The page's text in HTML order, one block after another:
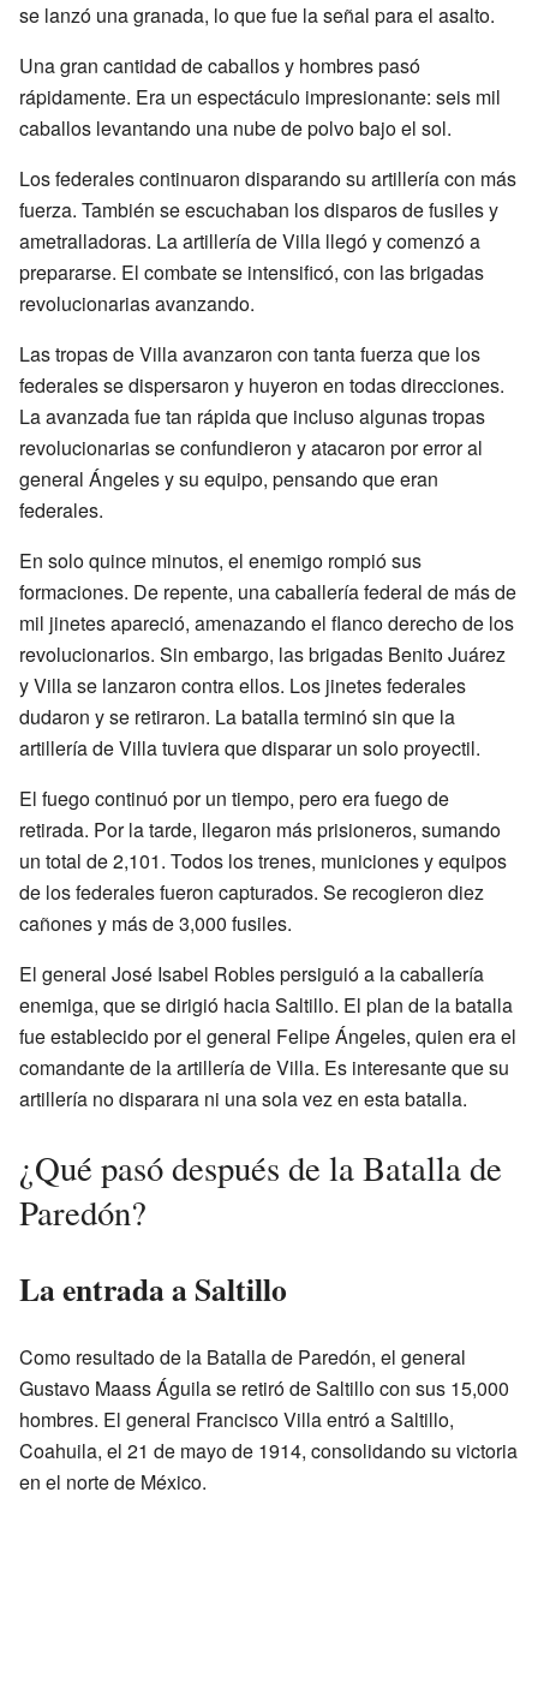
se lanzó una granada, lo que fue la señal para el asalto.
Una gran cantidad de caballos y hombres pasó
rápidamente. Era un espectáculo impresionante: seis mil
caballos levantando una nube de polvo bajo el sol.
Los federales continuaron disparando su artillería con más
fuerza. También se escuchaban los disparos de fusiles y
ametralladoras. La artillería de Villa llegó y comenzó a
prepararse. El combate se intensificó, con las brigadas
revolucionarias avanzando.
Las tropas de Villa avanzaron con tanta fuerza que los
federales se dispersaron y huyeron en todas direcciones.
La avanzada fue tan rápida que incluso algunas tropas
revolucionarias se confundieron y atacaron por error al
general Ángeles y su equipo, pensando que eran
federales.
En solo quince minutos, el enemigo rompió sus
formaciones. De repente, una caballería federal de más de
mil jinetes apareció, amenazando el flanco derecho de los
revolucionarios. Sin embargo, las brigadas Benito Juárez
y Villa se lanzaron contra ellos. Los jinetes federales
dudaron y se retiraron. La batalla terminó sin que la
artillería de Villa tuviera que disparar un solo proyectil.
El fuego continuó por un tiempo, pero era fuego de
retirada. Por la tarde, llegaron más prisioneros, sumando
un total de 2,101. Todos los trenes, municiones y equipos
de los federales fueron capturados. Se recogieron diez
cañones y más de 3,000 fusiles.
El general José Isabel Robles persiguió a la caballería
enemiga, que se dirigió hacia Saltillo. El plan de la batalla
fue establecido por el general Felipe Ángeles, quien era el
comandante de la artillería de Villa. Es interesante que su
artillería no disparara ni una sola vez en esta batalla.
¿Qué pasó después de la Batalla de
Paredón?
La entrada a Saltillo
Como resultado de la Batalla de Paredón, el general
Gustavo Maass Águila se retiró de Saltillo con sus 15,000
hombres. El general Francisco Villa entró a Saltillo,
Coahuila, el 21 de mayo de 1914, consolidando su victoria
en el norte de México.